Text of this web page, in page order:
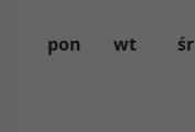
pon wt śr